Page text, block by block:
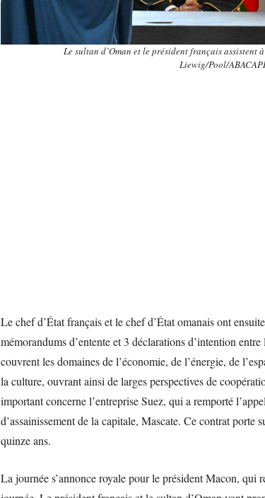
Le sultan d’Oman et le président français
Liewig/Pool/
Le chef d’État français et le chef d’État omanais ont
mémorandums d’entente et 3 déclarations d’intention
couvrent les domaines de l’économie, de l’énergie, de
la culture, ouvrant ainsi de larges perspectives de
important concerne l’entreprise Suez, qui a remporté
d’assainissement de la capitale, Mascate. Ce contrat porte
quinze ans.
La journée s’annonce royale pour le président Macon, qui